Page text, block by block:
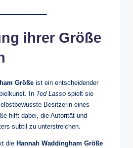
ihrer Größe
Größe ist ein entscheidender
In Ted Lasso spielt sie
Besitzerin eines
hilft dabei, die Autorität und
subtil zu unterstreichen.
die Hannah Waddingham Größe